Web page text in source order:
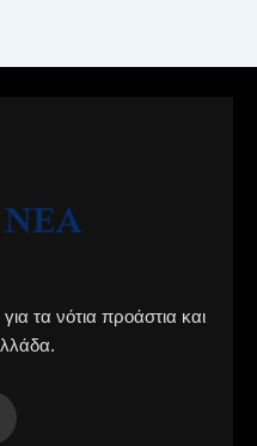
τα νότια προάστια και